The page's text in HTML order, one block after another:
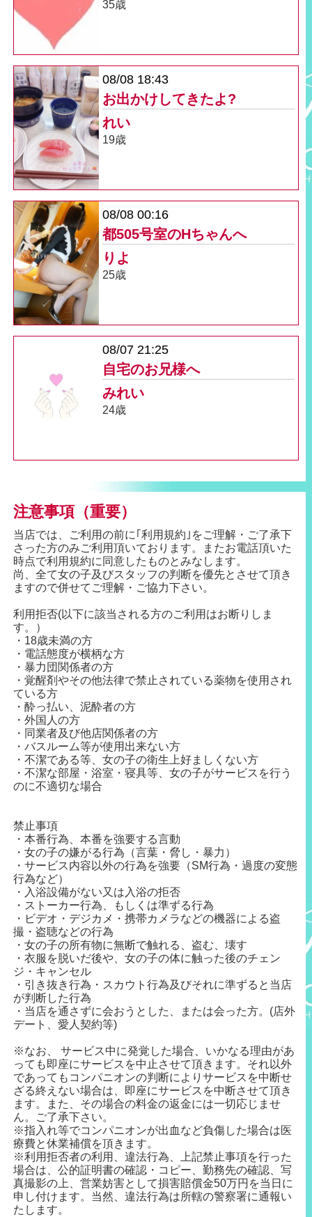
35歳
08/08 18:43
お出かけしてきたよ?
れい
19歳
08/08 00:16
都505号室のHちゃんへ
りよ
25歳
08/07 21:25
自宅のお兄様へ
みれい
24歳
注意事項（重要）
当店では、ご利用の前に｢利用規約｣をご理解・ご了承下
さった方のみご利用頂いております。またお電話頂いた
時点で利用規約に同意したものとみなします。
尚、全て女の子及びスタッフの判断を優先とさせて頂き
ますので併せてご理解・ご協力下さい。
利用拒否(以下に該当される方のご利用はお断りしま
す。）
・18歳未満の方
・電話態度が横柄な方
・暴力団関係者の方
・覚醒剤やその他法律で禁止されている薬物を使用され
ている方
・酔っ払い、泥酔者の方
・外国人の方
・同業者及び他店関係者の方
・バスルーム等が使用出来ない方
・不潔である等、女の子の衛生上好ましくない方
・不潔な部屋・浴室・寝具等、女の子がサービスを行う
のに不適切な場合
禁止事項
・本番行為、本番を強要する言動
・女の子の嫌がる行為（言葉・脅し・暴力）
・サービス内容以外の行為を強要（SM行為・過度の変態
行為など）
・入浴設備がない又は入浴の拒否
・ストーカー行為、もしくは準ずる行為
・ビデオ・デジカメ・携帯カメラなどの機器による盗
撮・盗聴などの行為
・女の子の所有物に無断で触れる、盗む、壊す
・衣服を脱いだ後や、女の子の体に触った後のチェン
ジ・キャンセル
・引き抜き行為・スカウト行為及びそれに準ずると当店
が判断した行為
・当店を通さずに会おうとした、または会った方。(店外
デート、愛人契約等)
※なお、 サービス中に発覚した場合、いかなる理由があ
っても即座にサービスを中止させて頂きます。それ以外
であってもコンパニオンの判断によりサービスを中断せ
ざる終えない場合は、即座にサービスを中断させて頂き
ます。また、その場合の料金の返金には一切応じませ
ん。ご了承下さい。
※指入れ等でコンパニオンが出血など負傷した場合は医
療費と休業補償を頂きます。
※利用拒否者の利用、違法行為、上記禁止事項を行った
場合は、公的証明書の確認・コピー、勤務先の確認、写
真撮影の上、営業妨害として損害賠償金50万円を当日に
申し付けます。当然、違法行為は所轄の警察署に通報い
たします。